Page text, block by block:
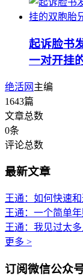
起诉脸书
一对开挂
绝活网 主编
1643篇
文章总数
0条
评论总数
最新文章
王通：如何快速
王通：一个简单
王通：我见过太
更多 >
订阅微信公众